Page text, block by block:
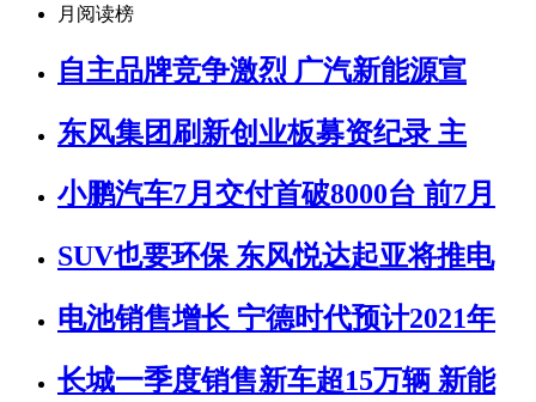
月阅读榜
自主品牌竞争激烈 广汽新能源宣
东风集团刷新创业板募资纪录 主
小鹏汽车7月交付首破8000台 前7月
SUV也要环保 东风悦达起亚将推电
电池销售增长 宁德时代预计2021年
长城一季度销售新车超15万辆 新能